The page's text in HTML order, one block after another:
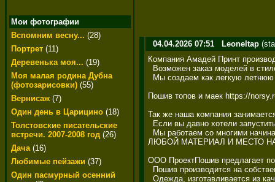
Мои фотографии
Вспомним весну... (28)
Портрет (11)
Деревенька моя... (19)
Моя малая родина Дубна
(фотозарисовки) (55)
Вернисаж (7)
Один день в Царицино (18)
Толстовские писательские
встречи. 2007-2008 год (26)
Дача(16)
Любимые пейзажи (37)
Один пасмурный осенний
04.04.2026 07:51 Leoneltap
Компания Амадей Принт
Возможен заказ моделей в
Мы создаем как легкую летнюю
Пошив топов и маек https://
Так же наша компания
Если вы давно хотели
Мы работаем со многими
ЛЮБОЙ МАТЕРИАЛ И МЕСТО
ООО ПроектПошив предлагает
Пошив производится на
Одежда, изготавливается из